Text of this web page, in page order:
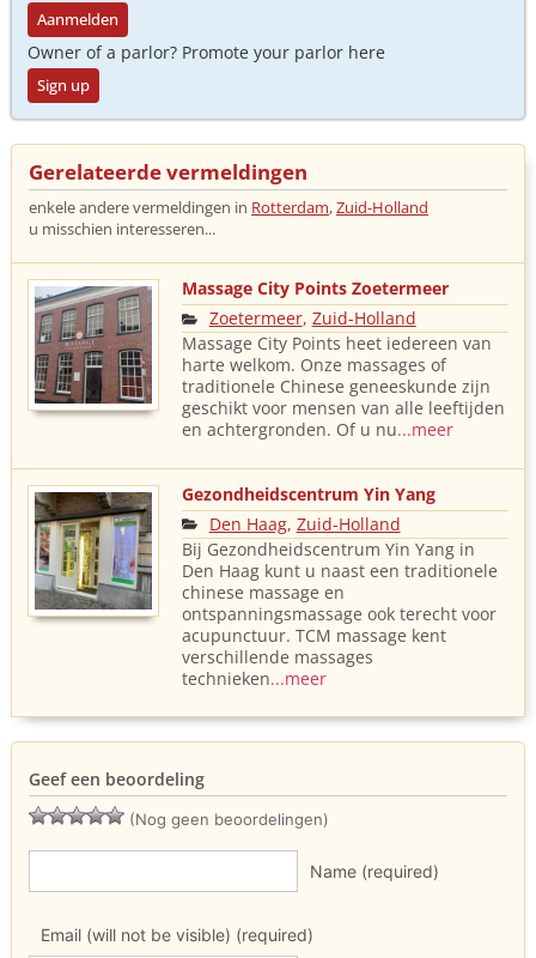
Aanmelden
Owner of a parlor? Promote your parlor here
Sign up
Gerelateerde vermeldingen
enkele andere vermeldingen in Rotterdam,Zuid-Holland
u misschien interesseren...
Massage City Points Zoetermeer
Zoetermeer, Zuid-Holland
Massage City Points heet iedereen van
harte welkom. Onze massages of
traditionele Chinese geneeskunde zijn
geschikt voor mensen van alle leeftijden
en achtergronden. Of u nu...meer
Gezondheidscentrum Yin Yang
Den Haag, Zuid-Holland
Bij Gezondheidscentrum Yin Yang in
Den Haag kunt u naast een traditionele
chinese massage en
ontspanningsmassage ook terecht voor
acupunctuur. TCM massage kent
verschillende massages
technieken...meer
Geef een beoordeling
(Nog geen beoordelingen)
Name (required)
Email (will not be visible) (required)